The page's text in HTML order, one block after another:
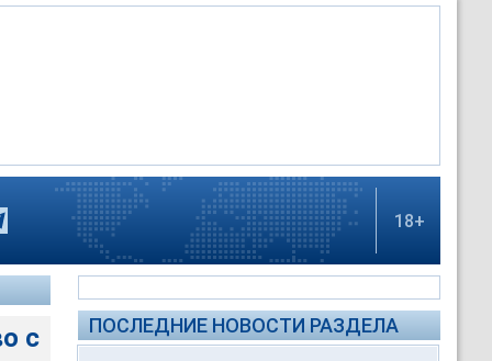
18+
с
ПОСЛЕДНИЕ НОВОСТИ РАЗДЕЛА